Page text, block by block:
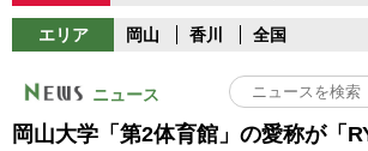
エリア 岡山 香川 全国
ニュース
岡山大学「第2体育館」の愛称が「